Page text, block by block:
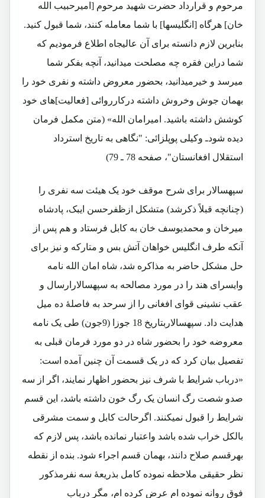
مرحوم و قرارداد حضرت شهید مرحوم [امیرحبیب الله
خان] هرگاه [انگلیسها] با شما معامله کنند، شما قبول کنید.
بنابرین لازم دانسته برای آن عالیجاه اطلاع فرمودیم که
شما دراین فقره چه مصلحت میدانید، آنچه بفکر شما
میرسد و خیرمیدانید، بحضور معروض داشته و نفری خود را
بهمان جوش وخروش داشته درکارروائی [فعالیت]های خود
کوشش داشته باشید. امیرامان الله» (متن مکمل فرمان
دیده شودـ وکیلی پوپلزائی: "نگاهی به تاریخ استرداد
استقلال افغانستان"، صفحه 78 ـ 79)
سپهسالار برای شرح موقف خود یک هیئت سه نفری را
(چنانچه قبلاً ذکرشد) متشکل ازظفرحسن ایبک، پادشاه
میرخان و محمدیوسف خان به کابل فرستاد و هم پس از
آنکه طرف انگلیس خواهان آتش بس و متارکه و نیز برای
حل مشکل حاضر به مذاکره شد، شاه امان الله نامه
وایسرای هند را در مورد مصالحه به سپهسالارارسال و
عقب نشینی قوای افغانی را از سرحد به فاصلۀ ده میل
هدایت داد. سپهسالاربتاریخ 18 جوزا (9جون) طی یک نامه
معروضه خود را بحضور شاه در دو مورد فرمان قبلی به
تفصیل بیان کرد که در یک قسمت آن چنین آمده است:
«درباب شرایط با شرف نیز بحضور اظهار نمایند، اگر از سه
صدو شصت رگ انسان یک رگ خون داشته باشد، این قسم
شرایط را قبول نمیکنند. اگرحالت کابل و سمت مشرقی
بالکل خراب شده باشد واعتبار نمانده باشد، پس لازم که
بهرقسم صلاح دانند، بهمان قسم اجراء شود. بنده از نقطه
نظر حقیقی ملاحظه نموده کامل بذریعۀ سه نفرمذکور
فوق روانه نموده ام عرض کرده ام، مگر درباب